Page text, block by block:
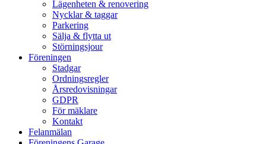
Lägenheten & renovering
Nycklar & taggar
Parkering
Sälja & flytta ut
Störningsjour
Föreningen
Stadgar
Ordningsregler
Årsredovisningar
GDPR
För mäklare
Kontakt
Felanmälan